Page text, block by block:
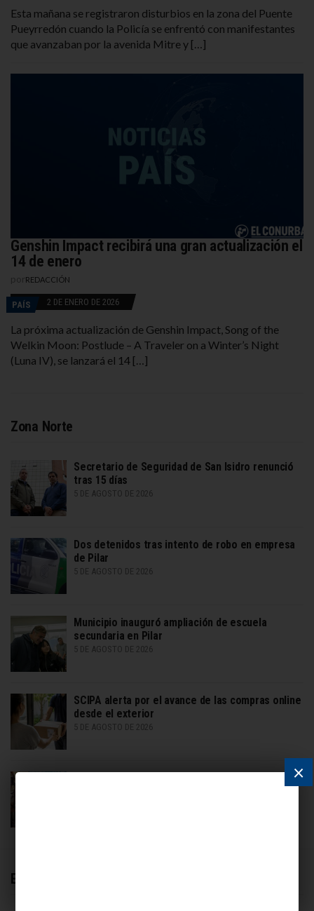
Esta mañana se registraron disturbios en la zona del Puente
Pueyrredón cuando la Policía se enfrentó con manifestantes
que avanzaban por la avenida Mitre y […]
Genshin Impact recibirá una gran actualización el
14 de enero
REDACCIÓN
PAÍS 2 DE ENERO DE 2026
La próxima actualización de Genshin Impact, Song of the
Welkin Moon: Postlude – A Traveler on a Winter’s Night
(Luna IV), se lanzará el 14 […]
Zona Norte
Secretario de Seguridad de San Isidro renunció
tras 15 días
5 DE AGOSTO DE 2026
Dos detenidos tras intento de robo en empresa
de Pilar
5 DE AGOSTO DE 2026
Municipio inauguró ampliación de escuela
secundaria en Pilar
5 DE AGOSTO DE 2026
SCIPA alerta por el avance de las compras online
desde el exterior
5 DE AGOSTO DE 2026
Tecnocomic Vicente López: encuentro de cultura
Economía
×